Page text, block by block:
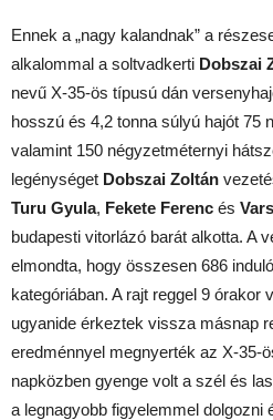
Ennek a „nagy kalandnak” a
alkalommal a soltvadkerti Dobszai
nevű X-35-ös típusú dán
hosszú és 4,2 tonna súlyú hajót 75
valamint 150 négyzetméternyi
legénységet Dobszai Zoltán
Turu Gyula, Fekete Ferenc és
budapesti vitorlázó barát alkotta. A
elmondta, hogy összesen 686
kategóriában. A rajt reggel 9 órakor
ugyanide érkeztek vissza másnap
eredménnyel megnyerték az X-35-
napközben gyenge volt a szél és
a legnagyobb figyelemmel dolgozni